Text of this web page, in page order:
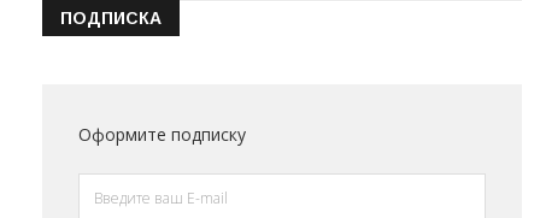
ПОДПИСКА
Оформите подписку